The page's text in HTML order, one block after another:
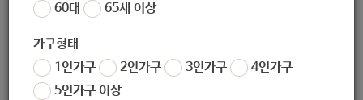
60대
65세 이상
가구형태
1인가구
2인가구 3인가구
4인가구
5인가구 이상